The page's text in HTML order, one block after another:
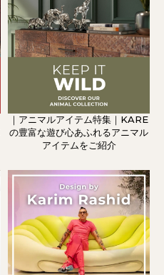
｜アニマルアイテム特集｜KARE
の豊富な遊び心あふれるアニマル
アイテムをご紹介